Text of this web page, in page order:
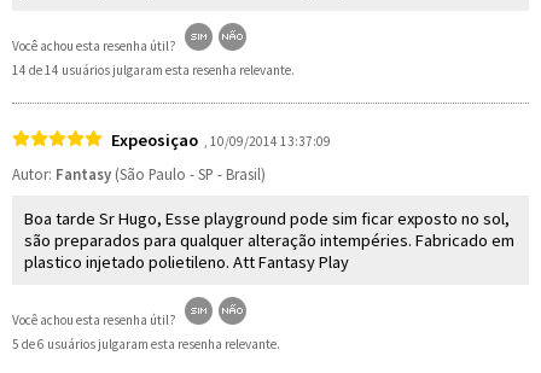
14 de 14 usuários julgaram esta resenha relevante.
Você achou esta resenha útil?
5 de 6 usuários julgaram esta resenha relevante.
Expeosiçao , 10/09/2014 13:37:09
Autor: Fantasy (São Paulo - SP - Brasil)
Boa tarde Sr Hugo, Esse playground pode sim ficar exposto no sol,
são preparados para qualquer alteração intempéries. Fabricado em
plastico injetado polietileno. Att Fantasy Play
Você achou esta resenha útil?